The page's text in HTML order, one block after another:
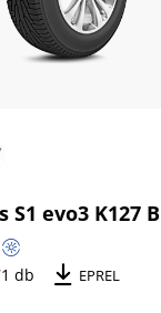
evo3 K127 B
db EPREL